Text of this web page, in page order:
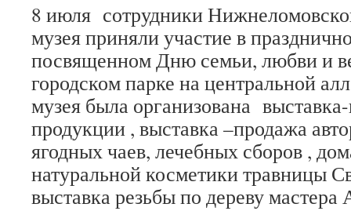
8 июля сотрудники
музея приняли участие в
посвященном Дню семьи, любви и
городском парке на центральной
музея была организована
продукции , выставка –продажа
ягодных чаев, лечебных сборов ,
натуральной косметики травницы
выставка резьбы по дереву